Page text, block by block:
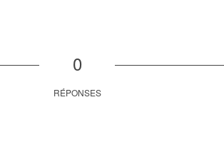
0
RÉPONSES